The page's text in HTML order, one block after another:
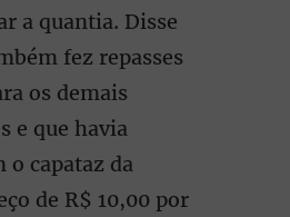
a quantia. Disse
fez repasses
os demais
e que havia
o capataz da
de R$ 10,00 por